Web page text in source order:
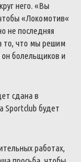
него. «Вы
«Локомотив«
не последняя
то, что мы решим
он болельщиков и
сдана в
Sportclub будет
работах,